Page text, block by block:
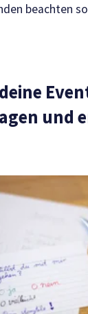
beachten
und